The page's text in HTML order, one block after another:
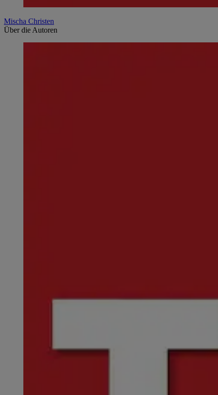
Mischa Christen
Über die Autoren